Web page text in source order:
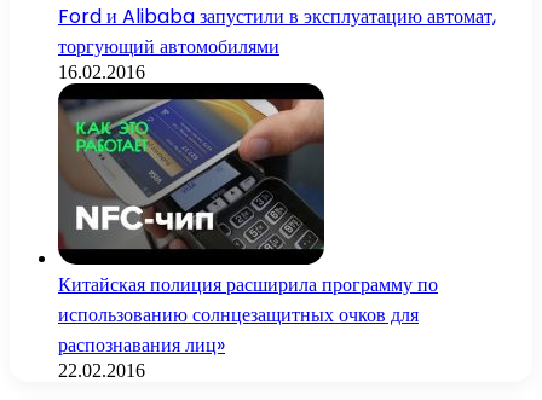
Ford и Alibaba запустили в эксплуатацию автомат,
торгующий автомобилями
16.02.2016
Китайская полиция расширила программу по
использованию солнцезащитных очков для
распознавания лиц»
22.02.2016